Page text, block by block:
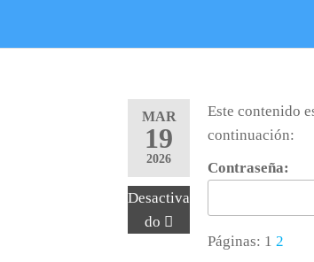
MAR
19
2026
Desactiva
do
Este contenido
continuación:
Contraseña:
Páginas: 1 2